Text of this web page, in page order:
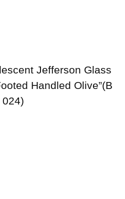
Jefferson Glass
Handled Olive”(B
024)